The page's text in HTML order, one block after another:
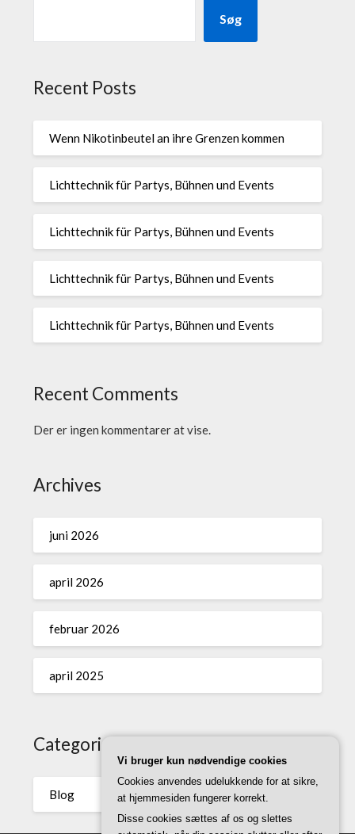
Søg
Recent Posts
Wenn Nikotinbeutel an ihre Grenzen kommen
Lichttechnik für Partys, Bühnen und Events
Lichttechnik für Partys, Bühnen und Events
Lichttechnik für Partys, Bühnen und Events
Lichttechnik für Partys, Bühnen und Events
Recent Comments
Der er ingen kommentarer at vise.
Archives
juni 2026
april 2026
februar 2026
april 2025
Categories
Blog
Vi bruger kun nødvendige cookies
Cookies anvendes udelukkende for at sikre,
at hjemmesiden fungerer korrekt.
Disse cookies sættes af os og slettes